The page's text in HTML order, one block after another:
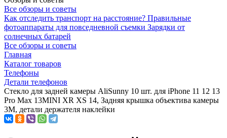
Все обзоры и советы
Как отследить транспорт на расстояние? Правильные
фотоаппараты для повседневной съемки Зарядки от
солнечных батарей
Все обзоры и советы
Главная
Каталог товаров
Телефоны
Детали телефонов
Стекло для задней камеры AliSunny 10 шт. для iPhone 11 12 13
Pro Max 13MINI XR XS 14, Задняя крышка объектива камеры
3M, детали держателя наклейки